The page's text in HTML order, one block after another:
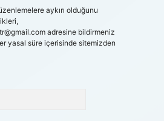
aykırı olduğunu
adresine bildirmeniz
yasal süre içerisinde sitemizden